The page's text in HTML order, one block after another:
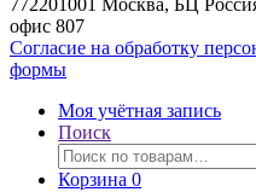
772201001 Москва, БЦ
офис 807
Согласие на обработку
формы
Моя учётная запись
Поиск
Искать:
Корзина 0